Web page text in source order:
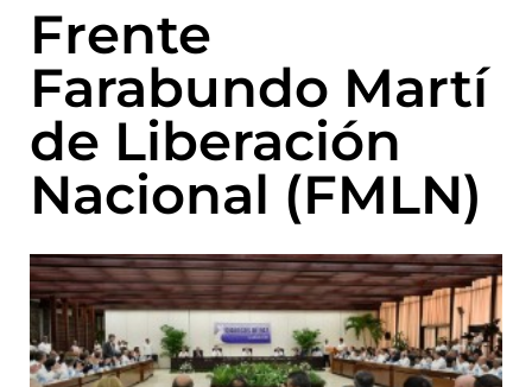
Frente
Farabundo Martí
de Liberación
Nacional (FMLN)